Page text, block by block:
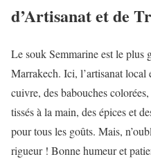
d’Artisanat et de
Le souk Semmarine est le plus
Marrakech. Ici, l’artisanat local
cuivre, des babouches
tissés à la main, des épices et
pour tous les goûts. Mais,
rigueur ! Bonne humeur et